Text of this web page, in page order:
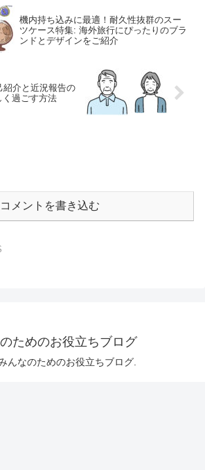
機内持ち込みに最適！耐久性抜群のスー
ツケース特集: 海外旅行にぴったりのブラ
ンドとデザインをご紹介
紹介と近況報告の
く過ごす方法
コメントを書き込む
ためのお役立ちブログ
んなのためのお役立ちブログ.